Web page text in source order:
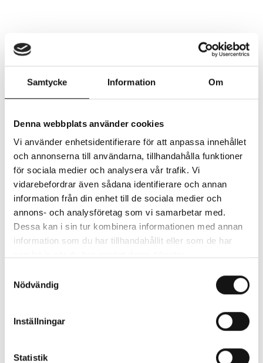
Samtycke Information Om
Denna webbplats använder cookies
Vi använder enhetsidentifierare för att anpassa innehållet
och annonserna till användarna, tillhandahålla funktioner
för sociala medier och analysera vår trafik. Vi
vidarebefordrar även sådana identifierare och annan
information från din enhet till de sociala medier och
annons- och analysföretag som vi samarbetar med.
Dessa kan i sin tur kombinera informationen med annan
information som du har tillhandahållit eller som de har
Nödvändig
Inställningar
Statistik
MARIT KAPLAS TEXT